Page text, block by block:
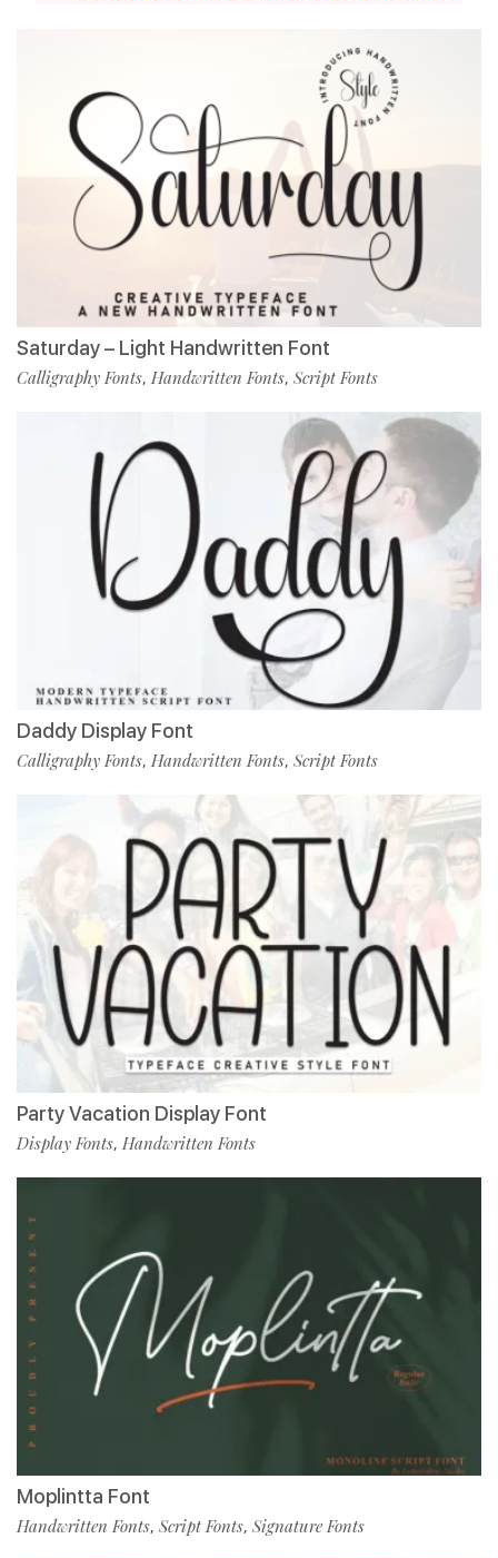
Saturday – Light Handwritten Font
Calligraphy Fonts, Handwritten Fonts, Script Fonts
Daddy Display Font
Calligraphy Fonts, Handwritten Fonts, Script Fonts
Party Vacation Display Font
Display Fonts, Handwritten Fonts
Moplintta Font
Handwritten Fonts, Script Fonts, Signature Fonts